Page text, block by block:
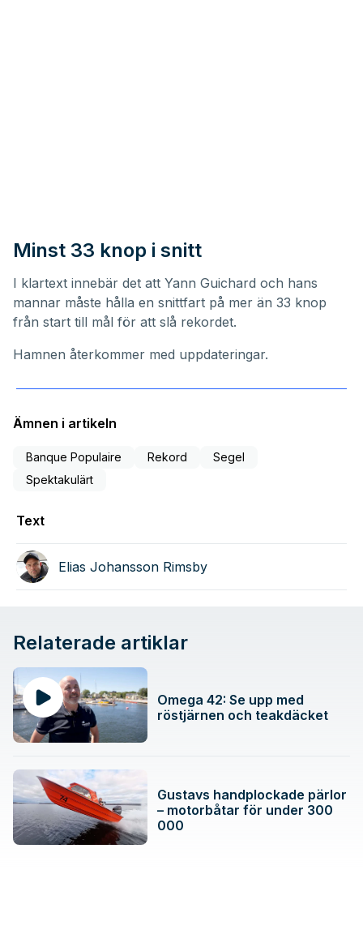
Minst 33 knop i snitt
I klartext innebär det att Yann Guichard och hans
mannar måste hålla en snittfart på mer än 33 knop
från start till mål för att slå rekordet.
Hamnen återkommer med uppdateringar.
Ämnen i artikeln
Banque Populaire Rekord
Segel
Spektakulärt
Text
Elias Johansson Rimsby
Relaterade artiklar
Omega 42: Se upp med
röstjärnen och teakdäcket
Gustavs handplockade pärlor
– motorbåtar för under 300
000